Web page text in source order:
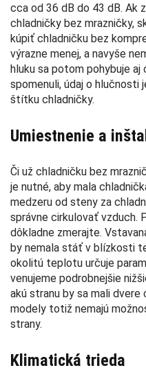
cca od 36 dB do 43 dB. Ak
chladničky bez mrazničky,
kúpiť chladničku bez
výrazne menej, a navyše
hluku sa potom pohybuje aj
spomenuli, údaj o hlučnosti
štítku chladničky.
Umiestnenie a
Či už chladničku bez
je nutné, aby mala
medzeru od steny za
správne cirkulovať vzduch.
dôkladne zmerajte.
by nemala stáť v blízkosti
okolitú teplotu určuje
venujeme podrobnejšie
akú stranu by sa mali
modely totiž nemajú
strany.
Klimatická trieda